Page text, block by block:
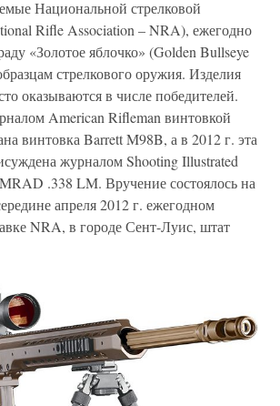
Национальной стрелковой
Rifle Association – NRA), ежегодно
«Золотое яблочко» (Golden Bullseye
стрелкового оружия. Изделия
оказываются в числе победителей.
American Rifleman винтовкой
винтовка Barrett M98B, а в 2012 г. эта
журналом Shooting Illustrated
.338 LM. Вручение состоялось на
апреля 2012 г. ежегодном
NRA, в городе Сент-Луис, штат